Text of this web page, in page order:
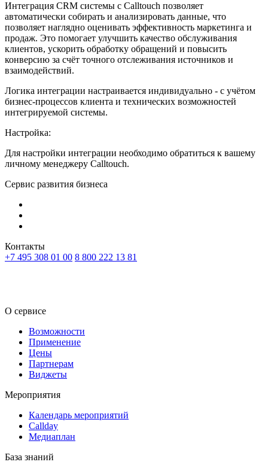
Интеграция CRM системы с Calltouch позволяет
автоматически собирать и анализировать данные, что
позволяет наглядно оценивать эффективность маркетинга и
продаж. Это помогает улучшить качество обслуживания
клиентов, ускорить обработку обращений и повысить
конверсию за счёт точного отслеживания источников и
взаимодействий.
Логика интеграции настраивается индивидуально - с учётом
бизнес-процессов клиента и технических возможностей
интегрируемой системы.
Настройка:
Для настройки интеграции необходимо обратиться к вашему
личному менеджеру Calltouch.
Сервис развития бизнеса
Контакты
+7 495 308 01 00 8 800 222 13 81
О сервисе
Возможности
Применение
Цены
Партнерам
Виджеты
Мероприятия
Календарь мероприятий
Callday
Медиаплан
База знаний